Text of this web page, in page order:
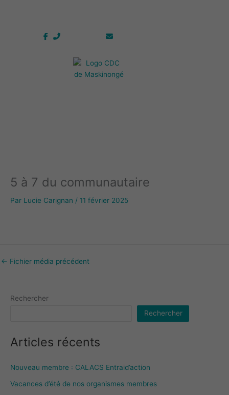
5 à 7 du communautaire
Par Lucie Carignan / 11 février 2025
← Fichier média précédent
Rechercher
Rechercher
Articles récents
Nouveau membre : CALACS Entraid’action
Vacances d’été de nos organismes membres